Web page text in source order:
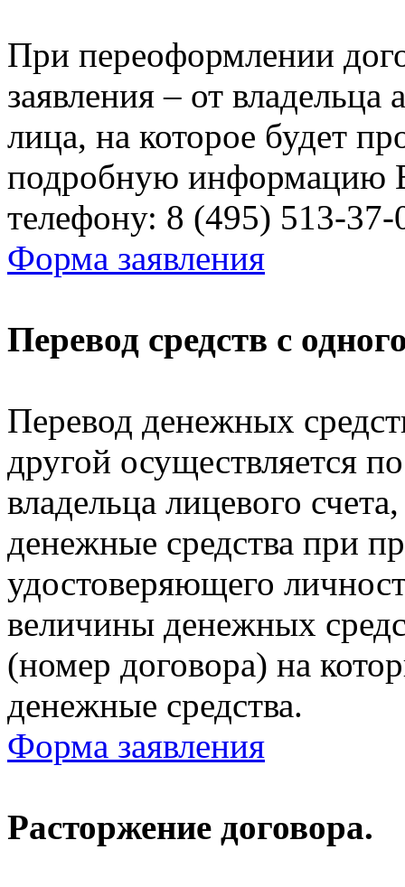
При переоформлении
заявления – от
лица, на которое будет
подробную информацию
телефону: 8 (495) 513-
Форма заявления
Перевод средств с
Перевод денежных
другой осуществляется
владельца лицевого
денежные средства при
удостоверяющего
величины денежных
(номер договора) на
денежные средства.
Форма заявления
Расторжение договора.